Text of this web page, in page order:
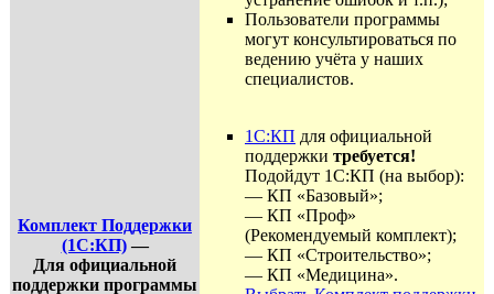
Пользователи программы
могут консультироваться по
ведению учёта у наших
специалистов.
Комплект Поддержки
(1С:КП)—
Для официальной
поддержки программы
1С:КП для официальной
поддержки требуется!
Подойдут 1С:КП (на выбор):
— КП «Базовый»;
— КП «Проф»
(Рекомендуемый комплект);
— КП «Строительство»;
— КП «Медицина».